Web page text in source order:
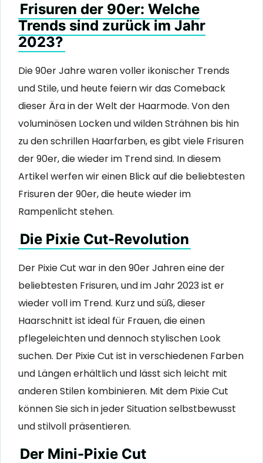
Frisuren der 90er: Welche
Trends sind zurück im Jahr
2023?
Die 90er Jahre waren voller ikonischer Trends
und Stile, und heute feiern wir das Comeback
dieser Ära in der Welt der Haarmode. Von den
voluminösen Locken und wilden Strähnen bis hin
zu den schrillen Haarfarben, es gibt viele Frisuren
der 90er, die wieder im Trend sind. In diesem
Artikel werfen wir einen Blick auf die beliebtesten
Frisuren der 90er, die heute wieder im
Rampenlicht stehen.
Die Pixie Cut-Revolution
Der Pixie Cut war in den 90er Jahren eine der
beliebtesten Frisuren, und im Jahr 2023 ist er
wieder voll im Trend. Kurz und süß, dieser
Haarschnitt ist ideal für Frauen, die einen
pflegeleichten und dennoch stylischen Look
suchen. Der Pixie Cut ist in verschiedenen Farben
und Längen erhältlich und lässt sich leicht mit
anderen Stilen kombinieren. Mit dem Pixie Cut
können Sie sich in jeder Situation selbstbewusst
und stilvoll präsentieren.
Der Mini-Pixie Cut